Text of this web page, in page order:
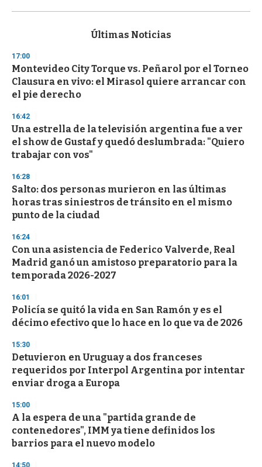
s
d
s
o
f
3
s
e
c
o
n
s
Últimas Noticias
17:00
Montevideo City Torque vs. Peñarol por el Torneo
Clausura en vivo: el Mirasol quiere arrancar con
el pie derecho
16:42
Una estrella de la televisión argentina fue a ver
el show de Gustaf y quedó deslumbrada: "Quiero
trabajar con vos"
16:28
Salto: dos personas murieron en las últimas
horas tras siniestros de tránsito en el mismo
punto de la ciudad
16:24
Con una asistencia de Federico Valverde, Real
Madrid ganó un amistoso preparatorio para la
temporada 2026-2027
16:01
Policía se quitó la vida en San Ramón y es el
décimo efectivo que lo hace en lo que va de 2026
15:30
Detuvieron en Uruguay a dos franceses
requeridos por Interpol Argentina por intentar
enviar droga a Europa
15:00
A la espera de una "partida grande de
contenedores", IMM ya tiene definidos los
barrios para el nuevo modelo